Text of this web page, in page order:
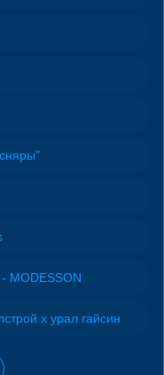
MODESSON
х урал гайсин